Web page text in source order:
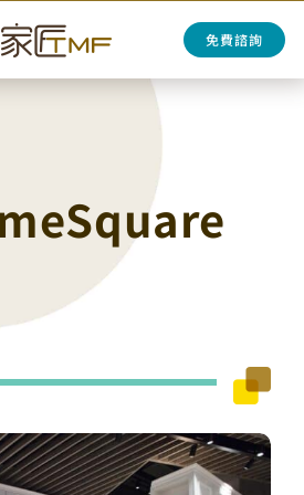
免費諮詢